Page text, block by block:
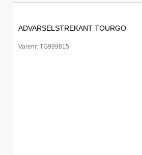
ADVARSELSTREKANT TOURGO
Varenr: TG999815